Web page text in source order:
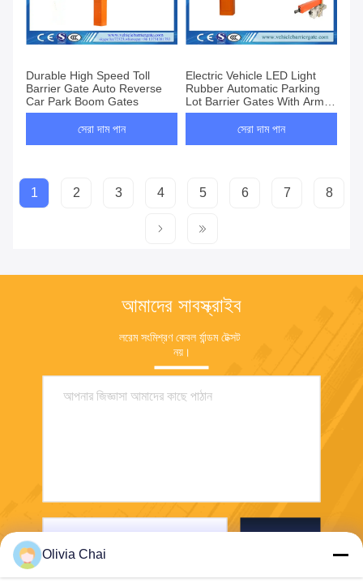
Durable High Speed Toll
Barrier Gate Auto Reverse
Car Park Boom Gates
সেরা দাম পান
Electric Vehicle LED Light
Rubber Automatic Parking
Lot Barrier Gates With Arm
Auto Reverse
সেরা দাম পান
1 2 3 4 5 6 7 8
আমাদের সাবস্ক্রাইব
লরেম সংমিশ্রণ কেবল র্যান্ডম টেক্সট
নয়।
Olivia Chai